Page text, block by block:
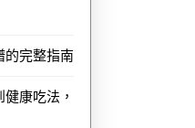
的完整指南
康吃法，